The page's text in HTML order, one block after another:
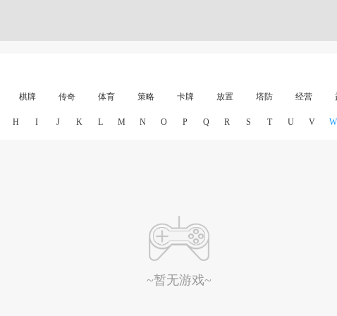
棋牌 传奇 体育 策略 卡牌 放置 塔防 经营
H I J K L M N O P Q R S T U V W
~暂无游戏~